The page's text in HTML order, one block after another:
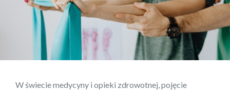
W świecie medycyny i opieki zdrowotnej, pojęcie